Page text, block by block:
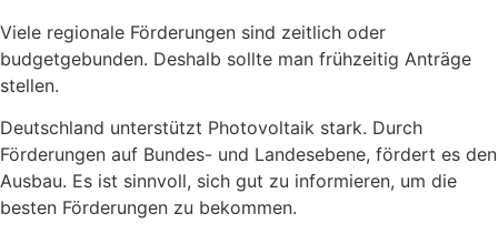
Viele regionale Förderungen sind zeitlich oder
budgetgebunden. Deshalb sollte man frühzeitig Anträge
stellen.
Deutschland unterstützt Photovoltaik stark. Durch
Förderungen auf Bundes- und Landesebene, fördert es den
Ausbau. Es ist sinnvoll, sich gut zu informieren, um die
besten Förderungen zu bekommen.